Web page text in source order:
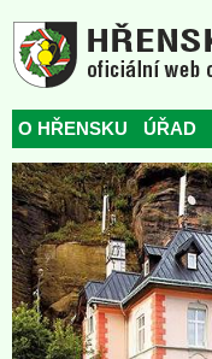
O HŘENSKU ÚŘAD